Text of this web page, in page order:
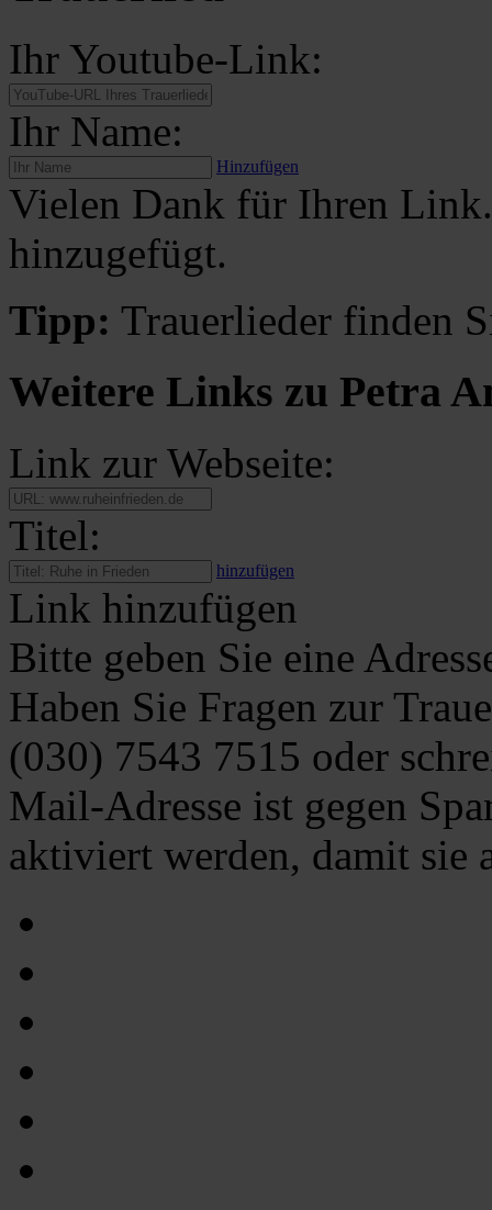
Ihr Youtube-Link:
Ihr Name:
Hinzufügen
Vielen Dank für Ihren
hinzugefügt.
Tipp: Trauerlieder finden
Weitere Links zu Petra
Link zur Webseite:
Titel:
hinzufügen
Link hinzufügen
Bitte geben Sie eine
Haben Sie Fragen zur
(030) 7543 7515 oder
Mail-Adresse ist gegen
aktiviert werden, damit sie